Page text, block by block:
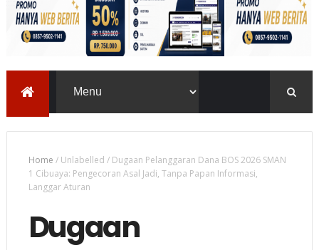
Home /Unlabelled / Dugaan Pelanggaran Dana BOS 2026 SMAN
1 Cibuaya: Pengecoran Asal Jadi, Tanpa Papan Informasi,
Langgar Aturan
Dugaan